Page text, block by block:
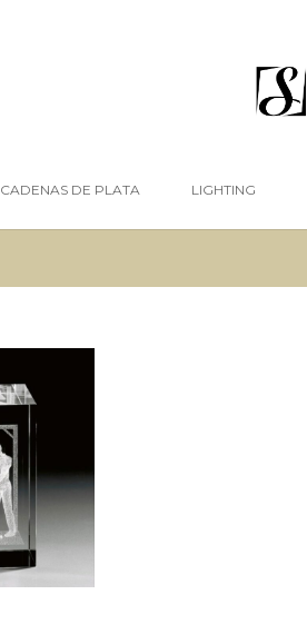
CADENAS DE PLATA LIGHTING